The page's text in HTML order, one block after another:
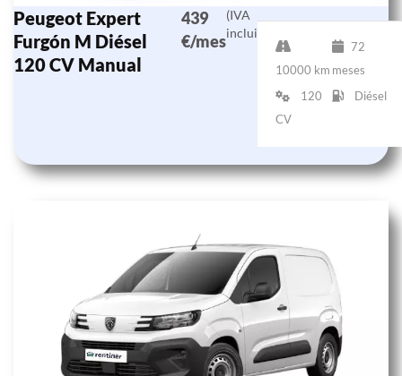
Peugeot Expert
Furgón M Diésel
120 CV Manual
439
€/mes
(IVA
incluido)
10000 km
72
meses
120
CV
Diésel